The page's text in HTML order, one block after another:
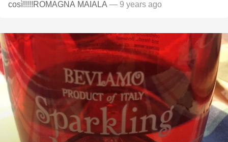
così!!!!!ROMAGNA MAIALA — 9 years ago